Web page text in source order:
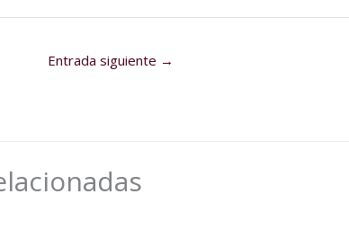
Entrada siguiente →